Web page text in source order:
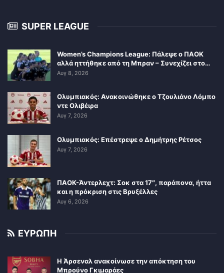
SUPER LEAGUE
Women’s Champions League: Πάλεψε ο ΠΑΟΚ
αλλά ηττήθηκε από τη Μπραν – Συνεχίζει στο…
Αυγ 8, 2026
Ολυμπιακός: Ανακοινώθηκε ο Τζουλιάνο Λόμπο
ντε Ολιβέιρα
Αυγ 7, 2026
Ολυμπιακός: Επέστρεψε ο Δημήτρης Ρέτσος
Αυγ 7, 2026
ΠΑΟΚ-Άντερλεχτ: Σοκ στα 17″, παράπονα, ήττα
και η πρόκριση στις Βρυξέλλες
Αυγ 6, 2026
ΕΥΡΩΠΗ
Η Άρσεναλ ανακοίνωσε την απόκτηση του
Μπρούνο Γκιμαράες